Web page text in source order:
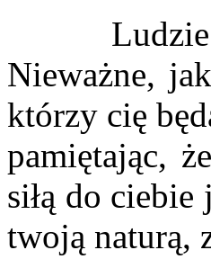
Ludzie są
Nieważne,
którzy cię
pamiętając,
siłą do
twoją naturą,